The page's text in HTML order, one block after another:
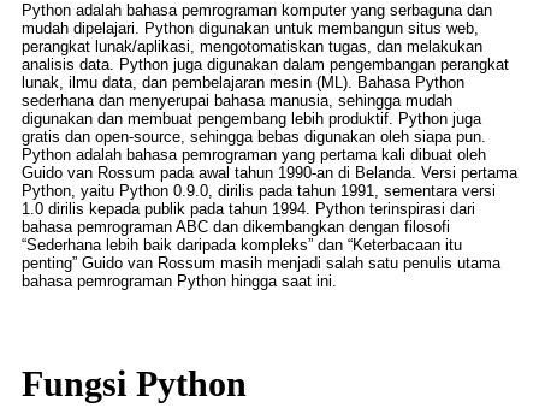
Python adalah bahasa pemrograman komputer yang serbaguna dan
mudah dipelajari. Python digunakan untuk membangun situs web,
perangkat lunak/aplikasi, mengotomatiskan tugas, dan melakukan
analisis data. Python juga digunakan dalam pengembangan perangkat
lunak, ilmu data, dan pembelajaran mesin (ML). Bahasa Python
sederhana dan menyerupai bahasa manusia, sehingga mudah
digunakan dan membuat pengembang lebih produktif. Python juga
gratis dan open-source, sehingga bebas digunakan oleh siapa pun.
Python adalah bahasa pemrograman yang pertama kali dibuat oleh
Guido van Rossum pada awal tahun 1990-an di Belanda. Versi pertama
Python, yaitu Python 0.9.0, dirilis pada tahun 1991, sementara versi
1.0 dirilis kepada publik pada tahun 1994. Python terinspirasi dari
bahasa pemrograman ABC dan dikembangkan dengan filosofi
“Sederhana lebih baik daripada kompleks” dan “Keterbacaan itu
penting” Guido van Rossum masih menjadi salah satu penulis utama
bahasa pemrograman Python hingga saat ini.
Fungsi Python